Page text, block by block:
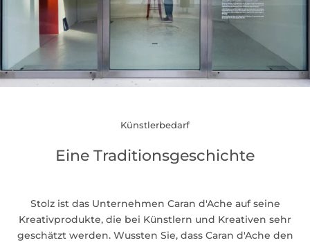
Künstlerbedarf
Eine Traditionsgeschichte
Stolz ist das Unternehmen Caran d'Ache auf seine
Kreativprodukte, die bei Künstlern und Kreativen sehr
geschätzt werden. Wussten Sie, dass Caran d'Ache den